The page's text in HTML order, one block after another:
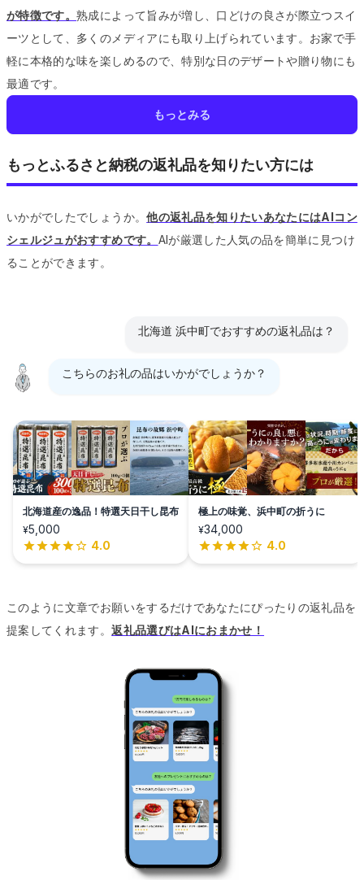
が特徴です。熟成によって旨みが増し、口どけの良さが際立つスイ
ーツとして、多くのメディアにも取り上げられています。 お家で手
軽に本格的な味を楽しめるので、特別な日のデザートや贈り物にも
最適です。
もっとみる
もっとふるさと納税の返礼品を知りたい方には
いかがでしたでしょうか。他の返礼品を知りたいあなたにはAIコン
シェルジュがおすすめです。 AIが厳選した人気の品を簡単に見つけ
ることができます。
北海道 浜中町でおすすめの返礼品は？
こちらのお礼の品はいかがでしょうか？
北海道産の逸品！特選天日干し昆布
¥5,000
4.0
極上の味覚、浜中町の折うに
¥34,000
4.0
このように文章でお願いをするだけであなたにぴったりの返礼品を
提案してくれます。返礼品選びはAIにおまかせ！